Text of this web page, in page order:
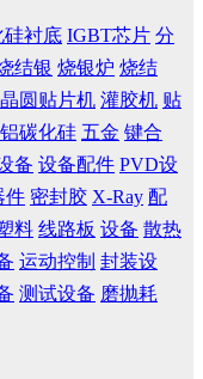
硅衬底 IGBT芯片 分
结银 烧银炉 烧结
晶圆贴片机 灌胶机 贴
铝碳化硅 五金 键合
备 设备配件 PVD设
件 密封胶 X-Ray 配
料 线路板 设备 散热
运动控制 封装设
测试设备 磨抛耗